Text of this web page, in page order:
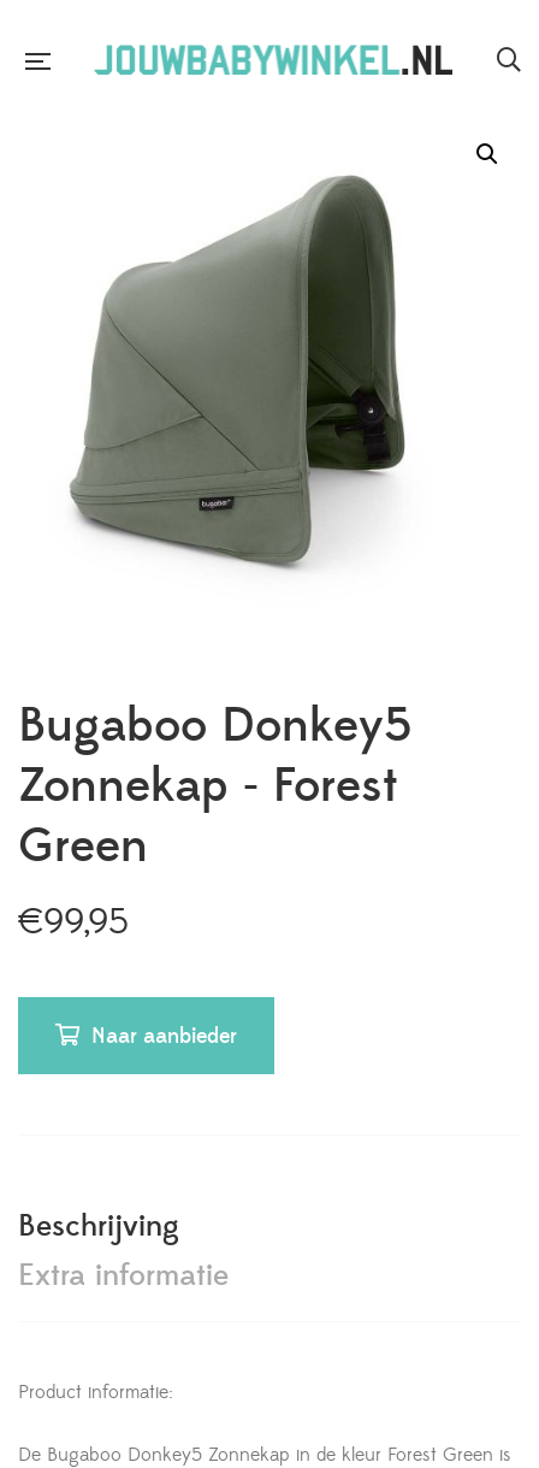
Bugaboo Donkey5
Zonnekap - Forest
Green
€99,95
Naar aanbieder
Beschrijving
Extra informatie
Product informatie:
De Bugaboo Donkey5 Zonnekap in de kleur Forest Green is